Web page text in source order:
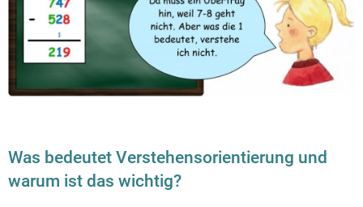
Was bedeutet Verstehensorientierung und
warum ist das wichtig?